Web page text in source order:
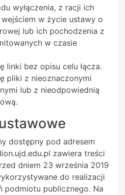
wyłączenia, z racji ich
w życie ustawy o
lub ich pochodzenia z
w czasie
linki bez opisu celu łącza.
pliki z nieoznaczonymi
lub z nieodpowiednią
dostępny pod adresem
zawiera treści
dniem 23 września 2019
do realizacji
podmiotu publicznego. Na